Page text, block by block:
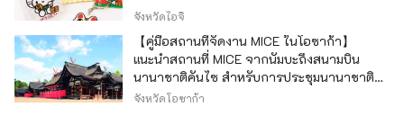
จังหวัดไอจิ
【คู่มือสถานที่จัดงาน MICE ในโอซาก้า】
แนะนำสถานที่ MICE จากนัมบะถึงสนามบิน
นานาชาติคันไซ สำหรับการประชุมนานาชาติ
และกิจกรรมองค์กร
จังหวัดโอซาก้า